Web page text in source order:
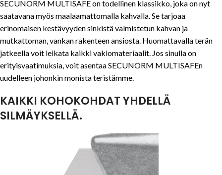
SECUNORM MULTISAFE on todellinen klassikko, joka on nyt
saatavana myös maalaamattomalla kahvalla. Se tarjoaa
erinomaisen kestävyyden sinkistä valmistetun kahvan ja
mutkattoman, vankan rakenteen ansiosta. Huomattavalla terän
jatkeella voit leikata kaikki vakiomateriaalit. Jos sinulla on
erityisvaatimuksia, voit asentaa SECUNORM MULTISAFEn
uudelleen johonkin monista teristämme.
KAIKKI KOHOKOHDAT YHDELLÄ
SILMÄYKSELLÄ.